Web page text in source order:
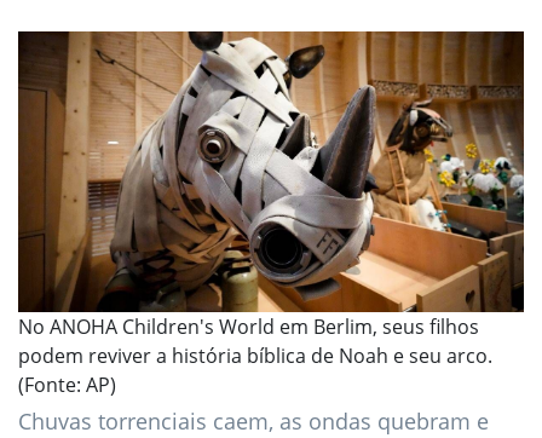
No ANOHA Children's World em Berlim, seus filhos
podem reviver a história bíblica de Noah e seu arco.
(Fonte: AP)
Chuvas torrenciais caem, as ondas quebram e